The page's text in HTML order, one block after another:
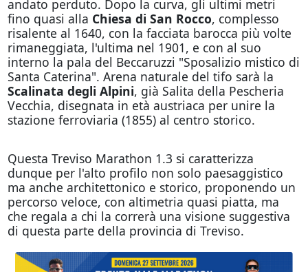
andato perduto. Dopo la curva, gli ultimi metri
fino quasi alla Chiesa di San Rocco, complesso
risalente al 1640, con la facciata barocca più volte
rimaneggiata, l'ultima nel 1901, e con al suo
interno la pala del Beccaruzzi "Sposalizio mistico di
Santa Caterina". Arena naturale del tifo sarà la
Scalinata degli Alpini, già Salita della Pescheria
Vecchia, disegnata in età austriaca per unire la
stazione ferroviaria (1855) al centro storico.
Questa Treviso Marathon 1.3 si caratterizza
dunque per l'alto profilo non solo paesaggistico
ma anche architettonico e storico, proponendo un
percorso veloce, con altimetria quasi piatta, ma
che regala a chi la correrà una visione suggestiva
di questa parte della provincia di Treviso.